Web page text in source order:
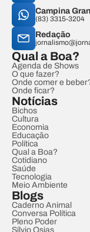
Campina
(83) 3315-3204
Redação
Qual a Boa?
Agenda de Shows
O que fazer?
Onde comer e
Onde ficar?
Notícias
Bichos
Cultura
Economia
Educação
Política
Qual a Boa?
Cotidiano
Saúde
Tecnologia
Meio Ambiente
Blogs
Caderno Animal
Conversa Política
Pleno Poder
Sílvio Osias